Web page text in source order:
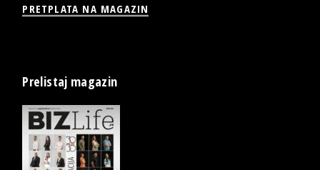
PRETPLATA NA MAGAZIN
Prelistaj magazin